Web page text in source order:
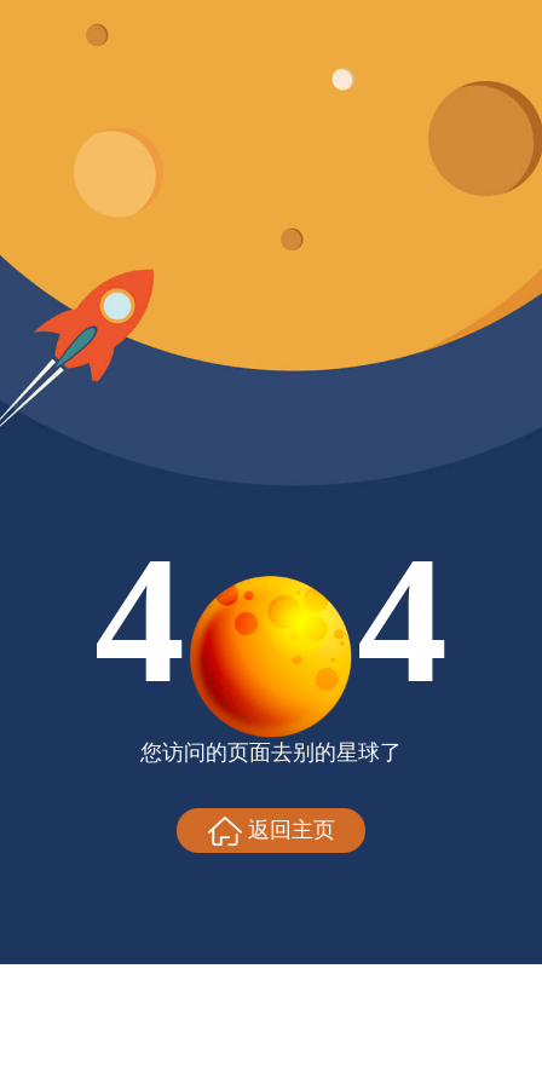
4 4
您访问的页面去别的星球了
返回主页